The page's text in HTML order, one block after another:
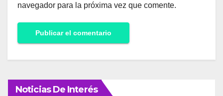
navegador para la próxima vez que comente.
Noticias De Interés